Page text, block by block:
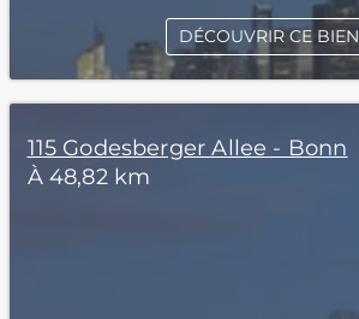
DÉCOUVRIR CE BIEN
115 Godesberger Allee - Bonn
À 48,82 km